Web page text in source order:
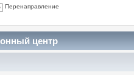
Перенаправление
центр